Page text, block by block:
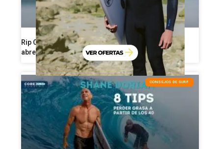
Rip Curl reorganiza su producción de neoprenos y
abre una nueva etapa industrial
CONSEJOS DE SURF